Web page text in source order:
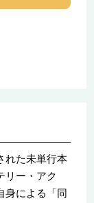
れた未単行本
リー・アク
身による「同